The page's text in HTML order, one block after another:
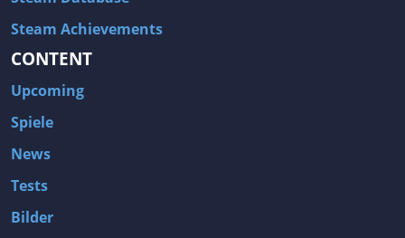
Steam Achievements
CONTENT
Upcoming
Spiele
News
Tests
Bilder